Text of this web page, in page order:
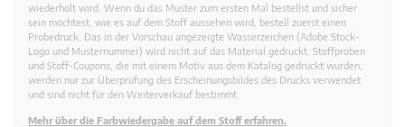
wiederholt wird. Wenn du das Muster zum ersten Mal bestellst und sicher
sein möchtest, wie es auf dem Stoff aussehen wird, bestell zuerst einen
Probedruck. Das in der Vorschau angezeigte Wasserzeichen (Adobe Stock-
Logo und Musternummer) wird nicht auf das Material gedruckt. Stoffproben
und Stoff-Coupons, die mit einem Motiv aus dem Katalog gedruckt wurden,
werden nur zur Überprüfung des Erscheinungsbildes des Drucks verwendet
und sind nicht für den Weiterverkauf bestimmt.
Mehr über die Farbwiedergabe auf dem Stoff erfahren.